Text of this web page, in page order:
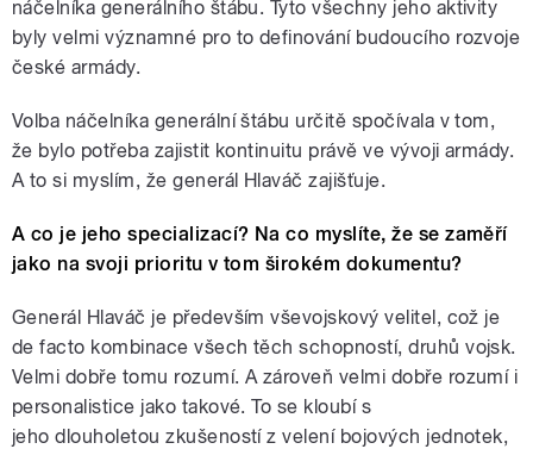
náčelníka generálního štábu. Tyto všechny jeho aktivity
byly velmi významné pro to definování budoucího rozvoje
české armády.
Volba náčelníka generální štábu určitě spočívala v tom,
že bylo potřeba zajistit kontinuitu právě ve vývoji armády.
A to si myslím, že generál Hlaváč zajišťuje.
A co je jeho specializací? Na co myslíte, že se zaměří
jako na svoji prioritu v tom širokém dokumentu?
Generál Hlaváč je především vševojskový velitel, což je
de facto kombinace všech těch schopností, druhů vojsk.
Velmi dobře tomu rozumí. A zároveň velmi dobře rozumí i
personalistice jako takové. To se kloubí s
jeho dlouholetou zkušeností z velení bojových jednotek,